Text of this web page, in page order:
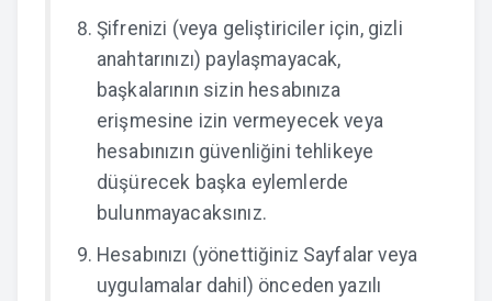
Şifrenizi (veya geliştiriciler için, gizli
anahtarınızı) paylaşmayacak,
başkalarının sizin hesabınıza
erişmesine izin vermeyecek veya
hesabınızın güvenliğini tehlikeye
düşürecek başka eylemlerde
bulunmayacaksınız.
Hesabınızı (yönettiğiniz Sayfalar veya
uygulamalar dahil) önceden yazılı